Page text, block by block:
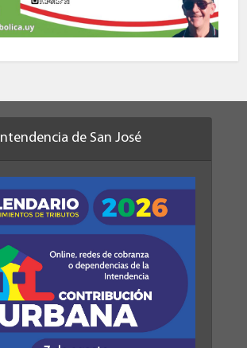
Intendencia de San José